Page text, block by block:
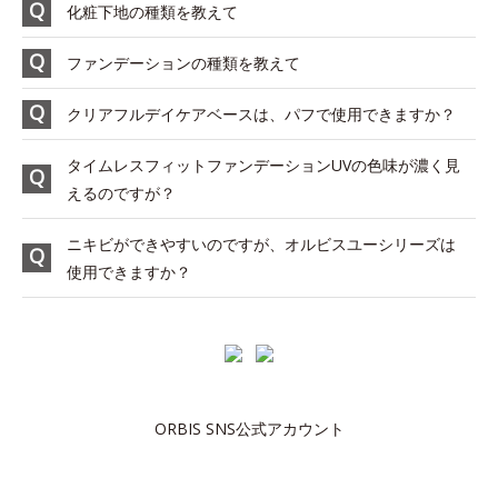
化粧下地の種類を教えて
ファンデーションの種類を教えて
クリアフルデイケアベースは、パフで使用できますか？
タイムレスフィットファンデーションUVの色味が濃く見
えるのですが？
ニキビができやすいのですが、オルビスユーシリーズは
使用できますか？
ORBIS SNS公式アカウント